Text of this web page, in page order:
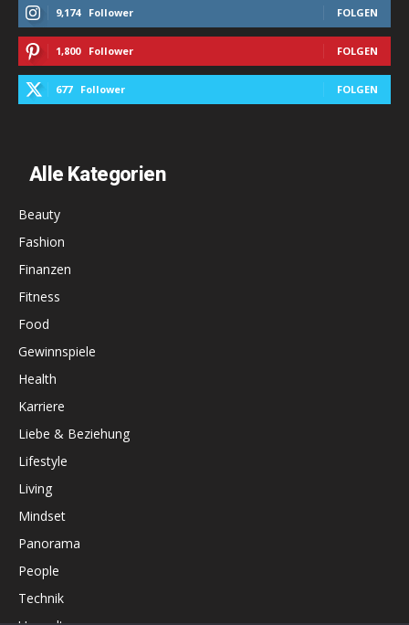
9,174 Follower FOLGEN
1,800 Follower FOLGEN
677 Follower FOLGEN
Alle Kategorien
Beauty
Fashion
Finanzen
Fitness
Food
Gewinnspiele
Health
Karriere
Liebe & Beziehung
Lifestyle
Living
Mindset
Panorama
People
Technik